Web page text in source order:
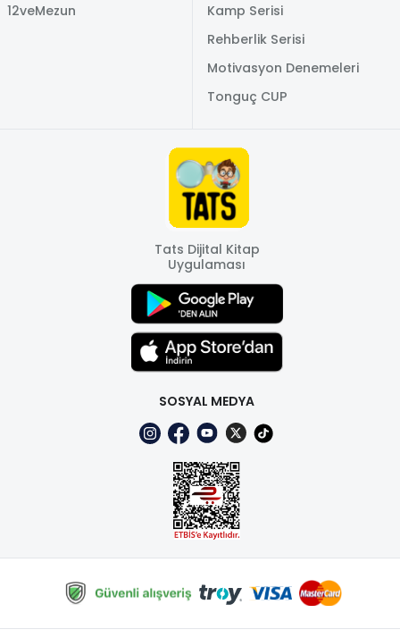
12veMezun
Kamp Serisi
Rehberlik Serisi
Motivasyon Denemeleri
Tonguç CUP
Tats Dijital Kitap
Uygulaması
SOSYAL MEDYA